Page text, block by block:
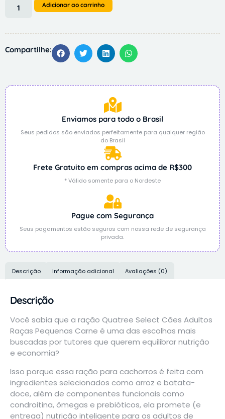
Adicionar ao carrinho
Compartilhe:
Enviamos para todo o Brasil
Seus pedidos são enviados perfeitamente para qualquer região
do Brasil
Frete Gratuito em compras acima de R$300
* Válido somente para o Nordeste
Pague com Segurança
Seus pagamentos estão seguros com nossa rede de segurança
privada.
Descrição Informação adicional Avaliações (0)
Descrição
Você sabia que a ração Quatree Select Cães Adultos
Raças Pequenas Carne é uma das escolhas mais
buscadas por tutores que querem equilibrar nutrição
e economia?
Isso porque essa ração para cachorros é feita com
ingredientes selecionados como arroz e batata-
doce, além de componentes funcionais como
condroitina, ômegas e prebióticos, ela promete (e
entrega) nutrição inteligente para os adultos de